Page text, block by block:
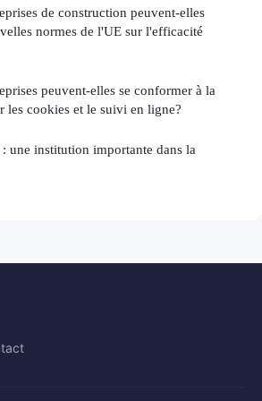
de construction peuvent-elles
normes de l'UE sur l'efficacité
peuvent-elles se conformer à la
les cookies et le suivi en ligne?
une institution importante dans la